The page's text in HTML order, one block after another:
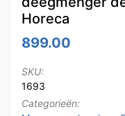
Horeca
899.00
SKU:
1693
Categorieën: